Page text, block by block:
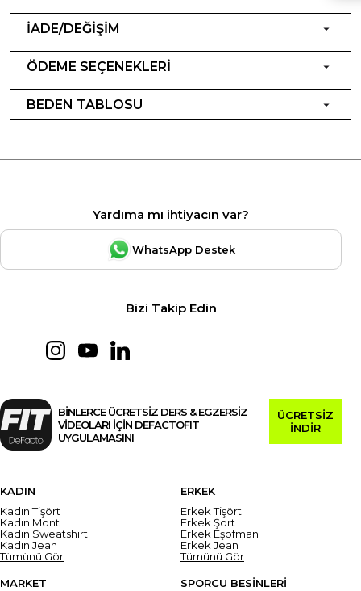
İADE/DEĞİŞİM
ÖDEME SEÇENEKLERİ
BEDEN TABLOSU
Yardıma mı ihtiyacın var?
WhatsApp Destek
Bizi Takip Edin
BİNLERCE ÜCRETSİZ DERS & EGZERSİZ
VİDEOLARI İÇİN DEFACTOFIT
UYGULAMASINI
ÜCRETSİZ
İNDİR
KADIN
Kadın Tişört
Kadın Mont
Kadın Sweatshirt
Kadın Jean
Tümünü Gör
ERKEK
Erkek Tişört
Erkek Şort
Erkek Eşofman
Erkek Jean
Tümünü Gör
MARKET
SPORCU BESİNLERİ